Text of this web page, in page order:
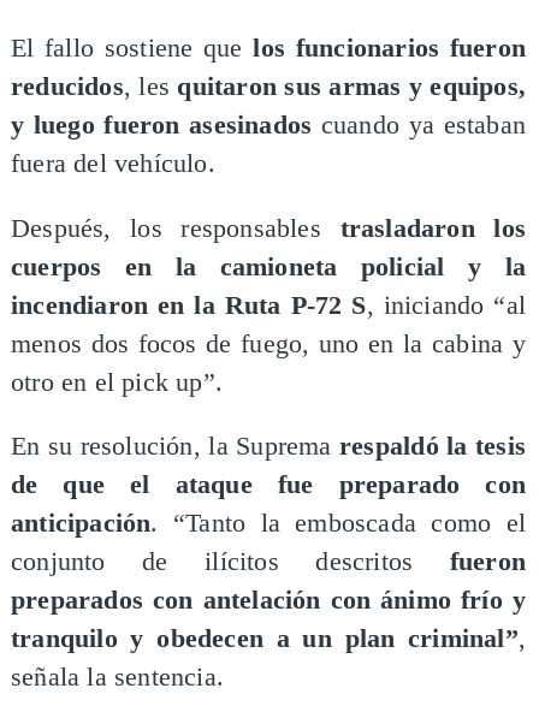
El fallo sostiene quelos funcionarios fueron
reducidos, les quitaron sus armas y equipos,
y luego fueron asesinados cuando ya estaban
fuera del vehículo.
Después, los responsables trasladaron los
cuerpos en la camioneta policial y la
incendiaron en la Ruta P-72 S, iniciando “al
menos dos focos de fuego, uno en la cabina y
otro en el pick up”.
En su resolución, la Supremarespaldó la tesis
de que el ataque fue preparado con
anticipación. “Tanto la emboscada como el
conjunto de ilícitos descritos fueron
preparados con antelación con ánimo frío y
tranquilo y obedecen a un plan criminal”,
señala la sentencia.